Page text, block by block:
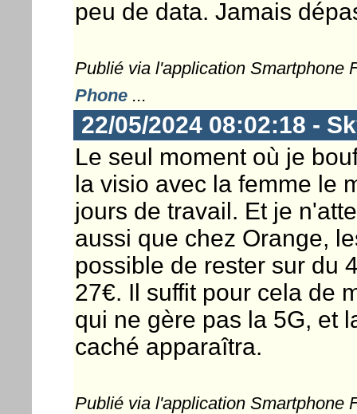
peu de data. Jamais
Publié via l'application Smartphone
Phone...
22/05/2024 08:02:18 -
Le seul moment où je
la visio avec la femme le
jours de travail. Et je
aussi que chez Orange,
possible de rester sur du
27€. Il suffit pour cela de
qui ne gère pas la 5G, et
caché apparaîtra.
Publié via l'application Smartphone